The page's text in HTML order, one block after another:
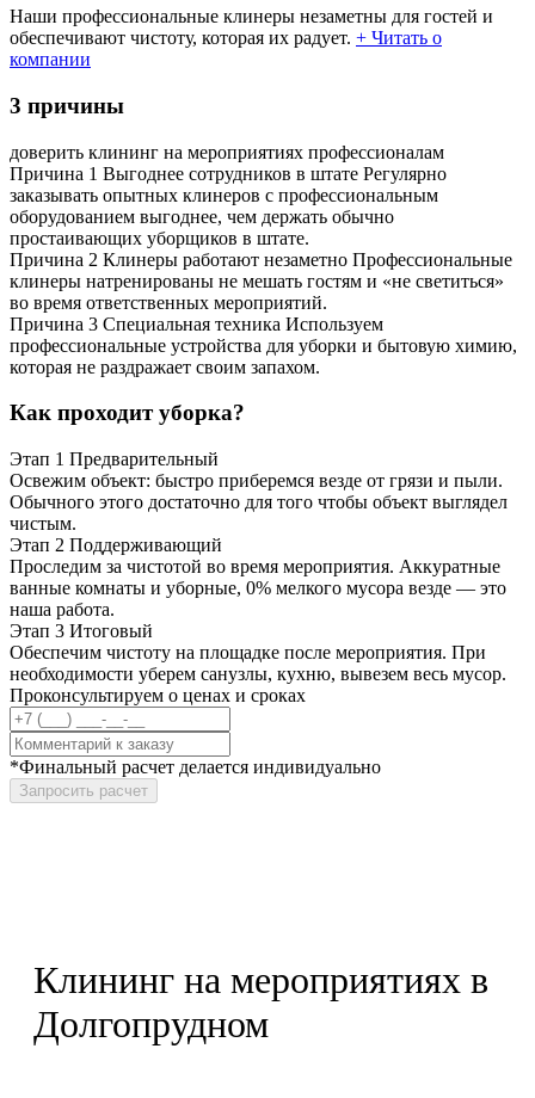
Наши профессиональные клинеры незаметны для гостей и
обеспечивают чистоту, которая их радует. + Читать о
компании
3 причины
доверить клининг на мероприятиях профессионалам
Причина 1 Выгоднее сотрудников в штате Регулярно
заказывать опытных клинеров с профессиональным
оборудованием выгоднее, чем держать обычно
простаивающих уборщиков в штате.
Причина 2 Клинеры работают незаметно Профессиональные
клинеры натренированы не мешать гостям и «не светиться»
во время ответственных мероприятий.
Причина 3 Специальная техника Используем
профессиональные устройства для уборки и бытовую химию,
которая не раздражает своим запахом.
Как проходит уборка?
Этап 1 Предварительный
Освежим объект: быстро приберемся везде от грязи и пыли.
Обычного этого достаточно для того чтобы объект выглядел
чистым.
Этап 2 Поддерживающий
Проследим за чистотой во время мероприятия. Аккуратные
ванные комнаты и уборные, 0% мелкого мусора везде — это
наша работа.
Этап 3 Итоговый
Обеспечим чистоту на площадке после мероприятия. При
необходимости уберем санузлы, кухню, вывезем весь мусор.
Проконсультируем о ценах и сроках
*Финальный расчет делается индивидуально
Запросить расчет
Клининг на мероприятиях в
Долгопрудном